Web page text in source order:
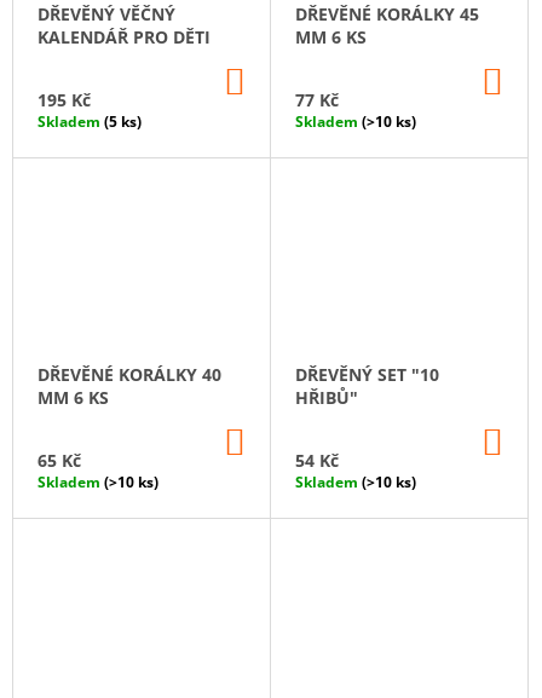
DŘEVĚNÝ VĚČNÝ
KALENDÁŘ PRO DĚTI
195 Kč KOŠÍKU
Skladem (5 ks)
DŘEVĚNÉ KORÁLKY 45
MM 6 KS
77 Kč
Skladem (>10 ks)
DŘEVĚNÉ KORÁLKY 40
MM 6 KS
65 Kč KOŠÍKU
Skladem (>10 ks)
DŘEVĚNÝ SET "10
HŘIBŮ"
54 Kč
Skladem (>10 ks)